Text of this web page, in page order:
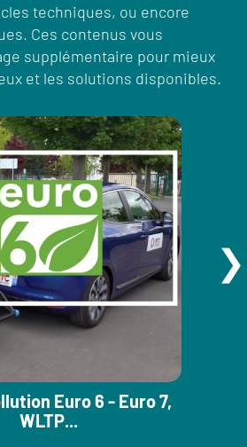
techniques, ou encore
Ces contenus vous
supplémentaire pour mieux
et les solutions disponibles.
Euro 6 - Euro 7,
WLTP...